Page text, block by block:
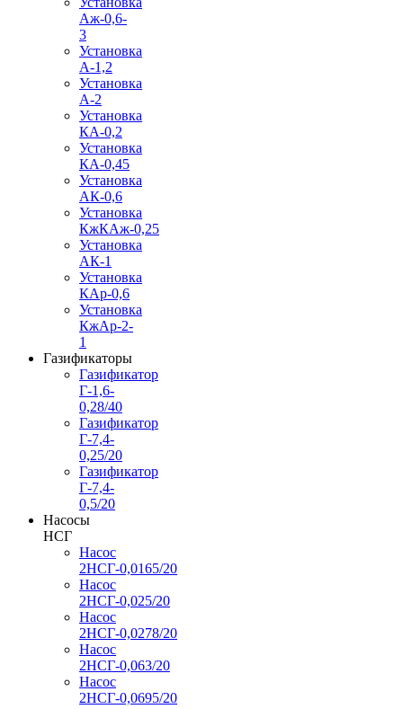
Аж-0,6-
3
Установка
А-1,2
Установка
А-2
Установка
КА-0,2
Установка
КА-0,45
Установка
АК-0,6
Установка
КжКАж-0,25
Установка
АК-1
Установка
КАр-0,6
Установка
КжАр-2-
1
Газификаторы
Газификатор
Г-1,6-
0,28/40
Газификатор
Г-7,4-
0,25/20
Газификатор
Г-7,4-
0,5/20
Насосы
НСГ
Насос
2НСГ-0,0165/20
Насос
2НСГ-0,025/20
Насос
2НСГ-0,0278/20
Насос
2НСГ-0,063/20
Насос
2НСГ-0,0695/20